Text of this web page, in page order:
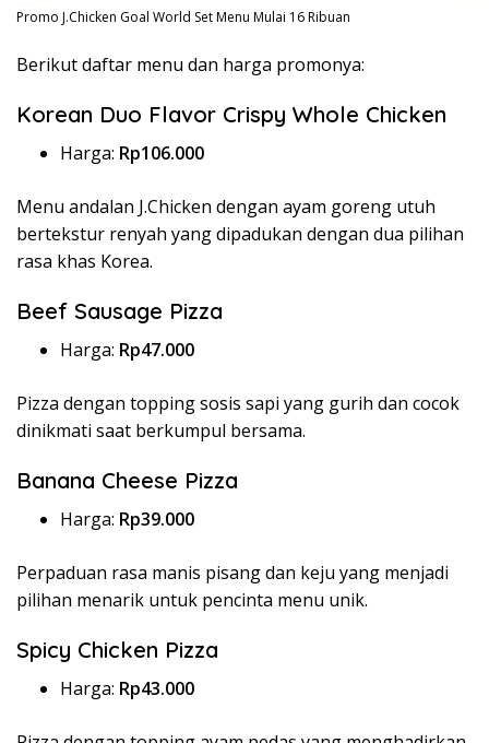
Promo J.Chicken Goal World Set Menu Mulai 16 Ribuan
Berikut daftar menu dan harga promonya:
Korean Duo Flavor Crispy Whole Chicken
Harga: Rp106.000
Menu andalan J.Chicken dengan ayam goreng utuh
bertekstur renyah yang dipadukan dengan dua pilihan
rasa khas Korea.
Beef Sausage Pizza
Harga: Rp47.000
Pizza dengan topping sosis sapi yang gurih dan cocok
dinikmati saat berkumpul bersama.
Banana Cheese Pizza
Harga: Rp39.000
Perpaduan rasa manis pisang dan keju yang menjadi
pilihan menarik untuk pencinta menu unik.
Spicy Chicken Pizza
Harga: Rp43.000